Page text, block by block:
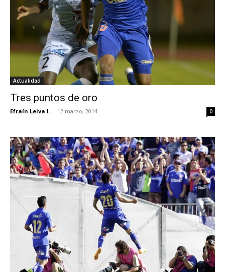
Actualidad
Tres puntos de oro
Efraín Leiva I. - 12 marzo, 2014 0